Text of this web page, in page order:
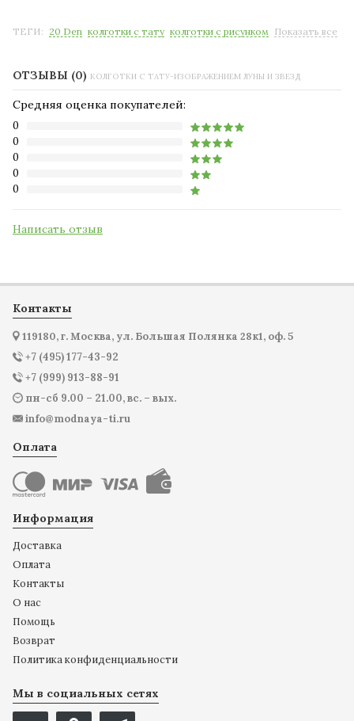
ТЕГИ: 20 Den колготки с тату колготки с рисунком Показать все
ОТЗЫВЫ (0) КОЛГОТКИ С ТАТУ-ИЗОБРАЖЕНИЕМ ЛУНЫ И ЗВЕЗД
Средняя оценка покупателей:
0
0
0
0
0
Написать отзыв
Контакты
119180, г. Москва, ул. Большая Полянка 28к1, оф. 5
+7 (495) 177-43-92
+7 (999) 913-88-91
пн-сб 9.00 – 21.00, вс. – вых.
info@modnaya-ti.ru
Оплата
Информация
Доставка
Оплата
Контакты
О нас
Помощь
Возврат
Политика конфиденциальности
Мы в социальных сетях